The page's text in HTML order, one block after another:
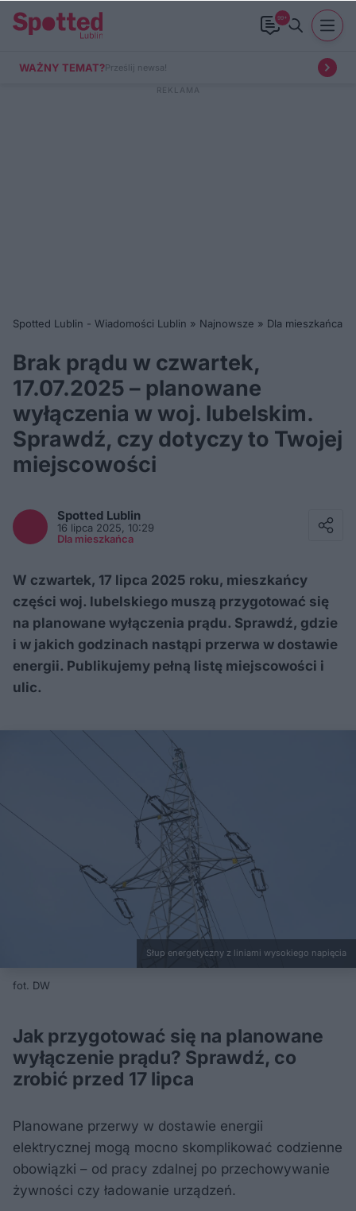
99+
WAŻNY TEMAT?Prześlij newsa!
Spotted Lublin - Wiadomości Lublin » Najnowsze » Dla mieszkańca
Brak prądu w czwartek,
17.07.2025 – planowane
wyłączenia w woj. lubelskim.
Sprawdź, czy dotyczy to Twojej
miejscowości
Spotted Lublin
16 lipca 2025, 10:29
Dla mieszkańca
W czwartek, 17 lipca 2025 roku, mieszkańcy
części woj. lubelskiego muszą przygotować się
na planowane wyłączenia prądu. Sprawdź, gdzie
i w jakich godzinach nastąpi przerwa w dostawie
energii. Publikujemy pełną listę miejscowości i
ulic.
Słup energetyczny z liniami wysokiego napięcia
fot. DW
Jak przygotować się na planowane
wyłączenie prądu? Sprawdź, co
zrobić przed 17 lipca
Planowane przerwy w dostawie energii
elektrycznej mogą mocno skomplikować codzienne
obowiązki – od pracy zdalnej po przechowywanie
żywności czy ładowanie urządzeń.